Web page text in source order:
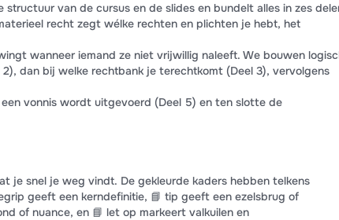
van de cursus en de slides en bundelt alles in zes
recht zegt wélke rechten en plichten je hebt, het
wanneer iemand ze niet vrijwillig naleeft. We bouwen
dan bij welke rechtbank je terechtkomt (Deel 3), vervolgens
vonnis wordt uitgevoerd (Deel 5) en ten slotte de
je snel je weg vindt. De gekleurde kaders hebben telkens
geeft een kerndefinitie, 📘 tip geeft een ezelsbrug of
of nuance, en 📘 let op markeert valkuilen en